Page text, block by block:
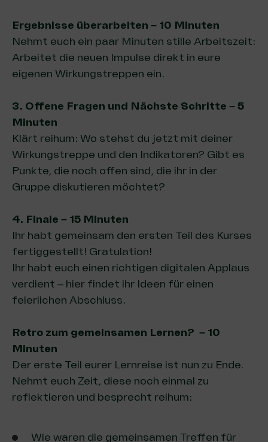
Ergebnisse überarbeiten – 10 Minuten
Nehmt euch ein paar Minuten stille Arbeitszeit:
Arbeitet die neuen Impulse direkt in eure
eigenen Wirkungstreppen ein.
3. Offene Fragen und Nächste Schritte – 5
Minuten
Klärt reihum: Wo stehst du jetzt mit deiner
Wirkungstreppe und den Indikatoren? Gibt es
Punkte, die noch offen sind, die ihr in der
Gruppe diskutieren möchtet?
4. Finale – 15 Minuten
Ihr habt gemeinsam den ersten Teil des Kurses
fertiggestellt! Gratulation!
Ihr habt euch einen richtigen digitalen Applaus
verdient – hier findet ihr Ideen für einen
feierlichen Abschluss.
Retro zum gemeinsamen Lernen? – 10
Minuten
Der erste Teil eurer Lernreise ist nun zu Ende.
Nehmt euch Zeit, diese noch einmal zu
reflektieren und besprecht reihum:
Wie waren die gemeinsamen Treffen für